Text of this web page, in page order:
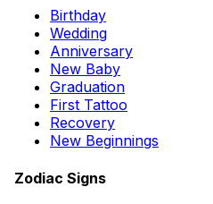
Birthday
Wedding
Anniversary
New Baby
Graduation
First Tattoo
Recovery
New Beginnings
Zodiac Signs